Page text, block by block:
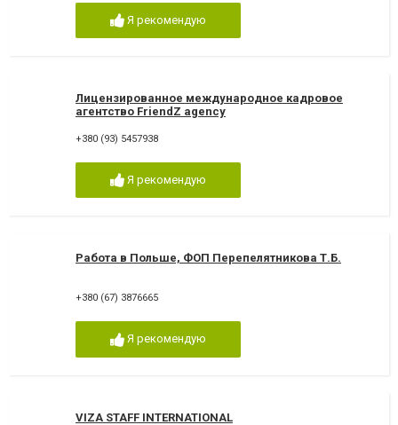
Я рекомендую
Лицензированное международное кадровое
агентство FriendZ agency
+380 (93) 5457938
Я рекомендую
Работа в Польше, ФОП Перепелятникова Т.Б.
+380 (67) 3876665
Я рекомендую
VIZA STAFF INTERNATIONAL